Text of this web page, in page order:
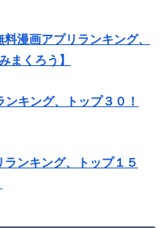
漫画アプリランキング、
まくろう】
キング、トップ３０！
ンキング、トップ１５